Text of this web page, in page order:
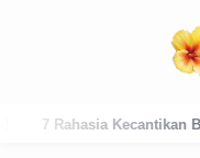
Dokter Terbaik yang